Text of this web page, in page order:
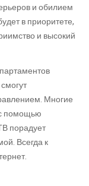
и обилием
в приоритете,
и высокий
Многие
помощью
порадует
Всегда к